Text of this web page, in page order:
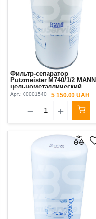
Фильтр-сепаратор
Putzmeister М740/1/2 MANN
цельнометаллический
Арт.: 00001540 5 150.00 UAH